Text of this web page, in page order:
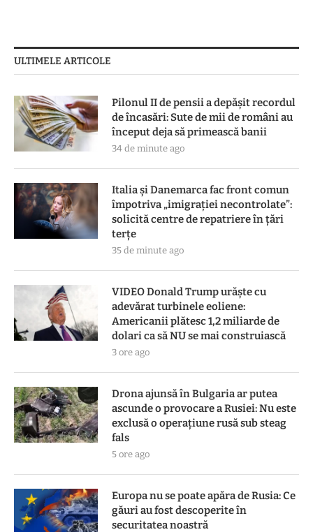
ULTIMELE ARTICOLE
Pilonul II de pensii a depășit recordul
de încasări: Sute de mii de români au
început deja să primească banii
34 de minute ago
Italia și Danemarca fac front comun
împotriva „imigrației necontrolate”:
solicită centre de repatriere în ţări
terţe
35 de minute ago
VIDEO Donald Trump urăște cu
adevărat turbinele eoliene:
Americanii plătesc 1,2 miliarde de
dolari ca să NU se mai construiască
3 ore ago
Drona ajunsă în Bulgaria ar putea
ascunde o provocare a Rusiei: Nu este
exclusă o operațiune rusă sub steag
fals
5 ore ago
Europa nu se poate apăra de Rusia: Ce
găuri au fost descoperite în
securitatea noastră